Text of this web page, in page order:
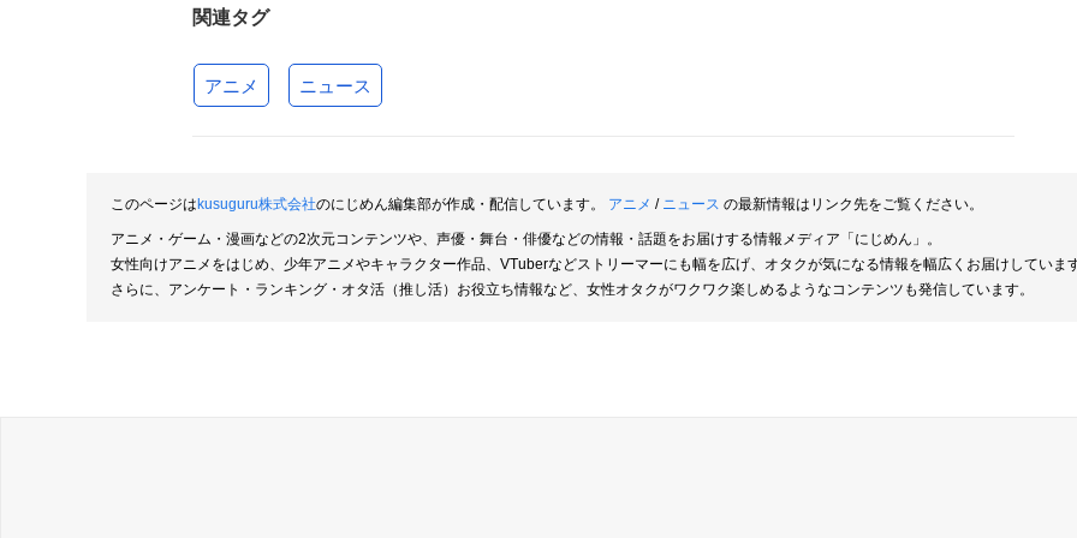
関連タグ
アニメ ニュース
このページは kusuguru株式会社のにじめん編集部が作成・配信しています。 アニメ / ニュース の最新情報はリンク先をご覧ください。
アニメ・ゲーム・漫画などの2次元コンテンツや、声優・舞台・俳優などの情報・話題をお届けする情報メディア「にじめん」。
女性向けアニメをはじめ、少年アニメやキャラクター作品、VTuberなどストリーマーにも幅を広げ、オタクが気になる情報を幅広くお届けしていま
さらに、アンケート・ランキング・オタ活（推し活）お役立ち情報など、女性オタクがワクワク楽しめるようなコンテンツも発信しています。